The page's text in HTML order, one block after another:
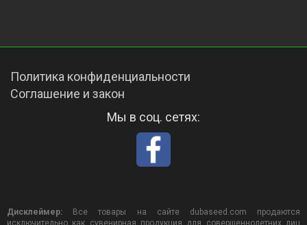
Политика конфиденциальности
Соглашение и закон
Мы в соц. сетях:
Дисклеймер: Все товары на сайте dubaseed.com продаются